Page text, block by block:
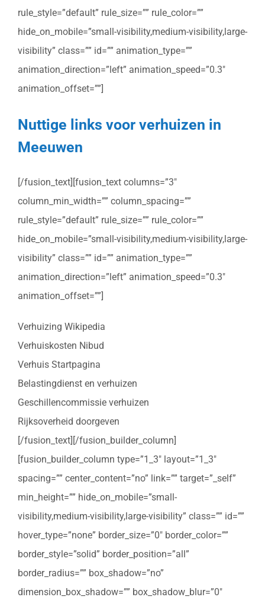
rule_style=”default” rule_size=”” rule_color=””
hide_on_mobile=”small-visibility,medium-visibility,large-
visibility” class=”” id=”” animation_type=””
animation_direction=”left” animation_speed=”0.3″
animation_offset=””]
Nuttige links voor verhuizen in
Meeuwen
[/fusion_text][fusion_text columns=”3″
column_min_width=”” column_spacing=””
rule_style=”default” rule_size=”” rule_color=””
hide_on_mobile=”small-visibility,medium-visibility,large-
visibility” class=”” id=”” animation_type=””
animation_direction=”left” animation_speed=”0.3″
animation_offset=””]
Verhuizing Wikipedia
Verhuiskosten Nibud
Verhuis Startpagina
Belastingdienst en verhuizen
Geschillencommissie verhuizen
Rijksoverheid doorgeven
[/fusion_text][/fusion_builder_column]
[fusion_builder_column type=”1_3″ layout=”1_3″
spacing=”” center_content=”no” link=”” target=”_self”
min_height=”” hide_on_mobile=”small-
visibility,medium-visibility,large-visibility” class=”” id=””
hover_type=”none” border_size=”0″ border_color=””
border_style=”solid” border_position=”all”
border_radius=”” box_shadow=”no”
dimension_box_shadow=”” box_shadow_blur=”0″